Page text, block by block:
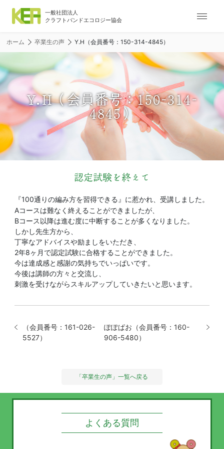
ナ
ー
シ
ョ
ン
メ
ニ
ー
ホーム 卒業生の声 Y.H（会員番号：150-314-4845）
Y.H（会員番号：150-314-
4845）
認定試験を終えて
『100通りの編み方を習得できる』に惹かれ、受講しました。
Aコースは難なく終えることができましたが、
Bコース以降は進む度に中断することが多くなりました。
しかし先生方から、
丁寧なアドバイスや励ましをいただき、
2年8ヶ月で認定試験に合格することができました。
今は達成感と感謝の気持ちでいっぱいです。
今後は講師の方々と交流し、
刺激を受けながらスキルアップしていきたいと思います。
（会員番号：161-026-
5527）
ぽぽぱお（会員番号：160-
906-5480）
「卒業生の声」一覧へ戻る
よくある質問